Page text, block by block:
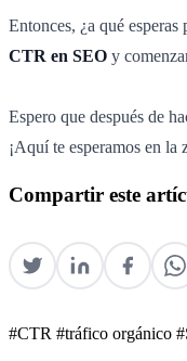
Entonces, ¿a qué esperas
CTR en SEO y
Espero que después de
¡Aquí te esperamos en la
Compartir este
#CTR #tráfico orgánico